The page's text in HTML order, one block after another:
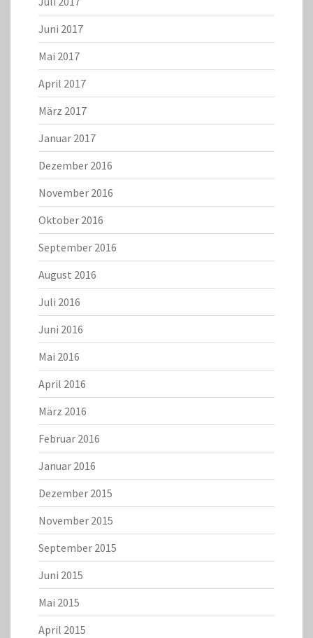
Juni 2017
Mai 2017
April 2017
März 2017
Januar 2017
Dezember 2016
November 2016
Oktober 2016
September 2016
August 2016
Juli 2016
Juni 2016
Mai 2016
April 2016
März 2016
Februar 2016
Januar 2016
Dezember 2015
November 2015
September 2015
Juni 2015
Mai 2015
April 2015